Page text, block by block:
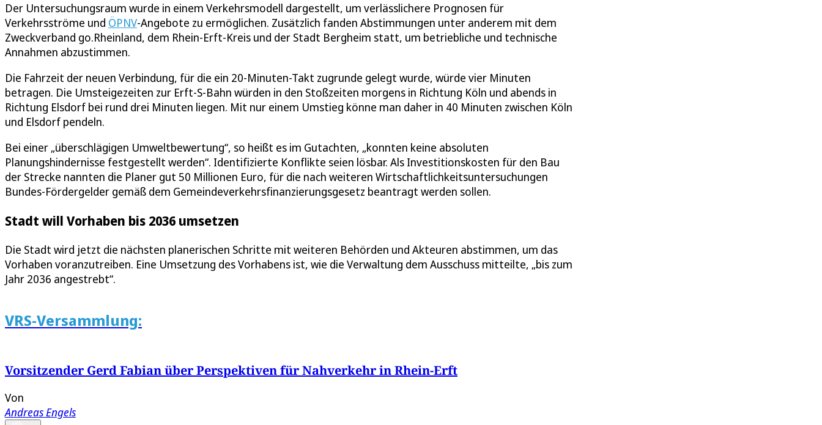
Der Untersuchungsraum wurde in einem Verkehrsmodell dargestellt, um verlässlichere Prognosen für
Verkehrsströme und ÖPNV-Angebote zu ermöglichen. Zusätzlich fanden Abstimmungen unter anderem mit dem
Zweckverband go.Rheinland, dem Rhein-Erft-Kreis und der Stadt Bergheim statt, um betriebliche und technische
Annahmen abzustimmen.
Die Fahrzeit der neuen Verbindung, für die ein 20-Minuten-Takt zugrunde gelegt wurde, würde vier Minuten
betragen. Die Umsteigezeiten zur Erft-S-Bahn würden in den Stoßzeiten morgens in Richtung Köln und abends in
Richtung Elsdorf bei rund drei Minuten liegen. Mit nur einem Umstieg könne man daher in 40 Minuten zwischen Köln
und Elsdorf pendeln.
Bei einer „überschlägigen Umweltbewertung“, so heißt es im Gutachten, „konnten keine absoluten
Planungshindernisse festgestellt werden“. Identifizierte Konflikte seien lösbar. Als Investitionskosten für den Bau
der Strecke nannten die Planer gut 50 Millionen Euro, für die nach weiteren Wirtschaftlichkeitsuntersuchungen
Bundes-Fördergelder gemäß dem Gemeindeverkehrsfinanzierungsgesetz beantragt werden sollen.
Stadt will Vorhaben bis 2036 umsetzen
Die Stadt wird jetzt die nächsten planerischen Schritte mit weiteren Behörden und Akteuren abstimmen, um das
Vorhaben voranzutreiben. Eine Umsetzung des Vorhabens ist, wie die Verwaltung dem Ausschuss mitteilte, „bis zum
Jahr 2036 angestrebt“.
VRS-Versammlung:
Vorsitzender Gerd Fabian über Perspektiven für Nahverkehr in Rhein-Erft
Von
Andreas Engels